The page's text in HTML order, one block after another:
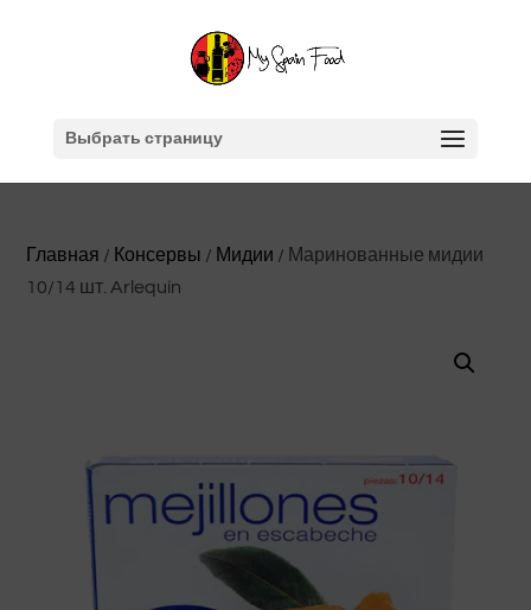
Выбрать страницу
Главная / Консервы / Мидии / Маринованные мидии
10/14 шт. Arlequín